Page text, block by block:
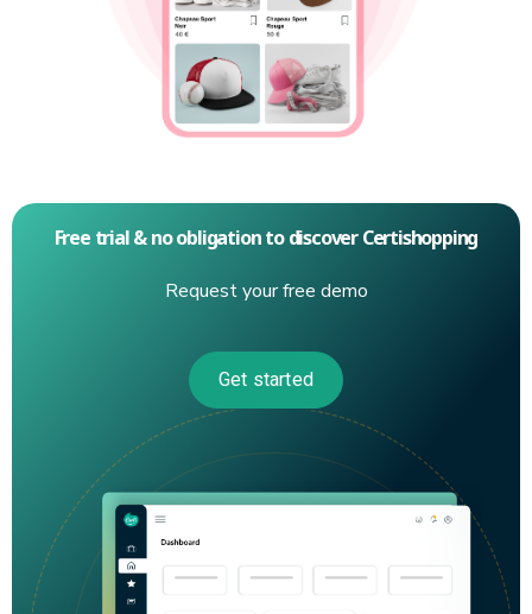
Free trial & no obligation to discover Certishopping
Request your free demo
Get started